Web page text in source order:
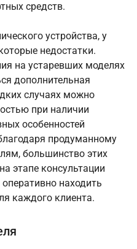
средств.
устройства, у
недостатки.
на устаревших моделях
дополнительная
случаях можно
при наличии
особенностей
продуманному
большинство этих
этапе консультации
находить
каждого клиента.